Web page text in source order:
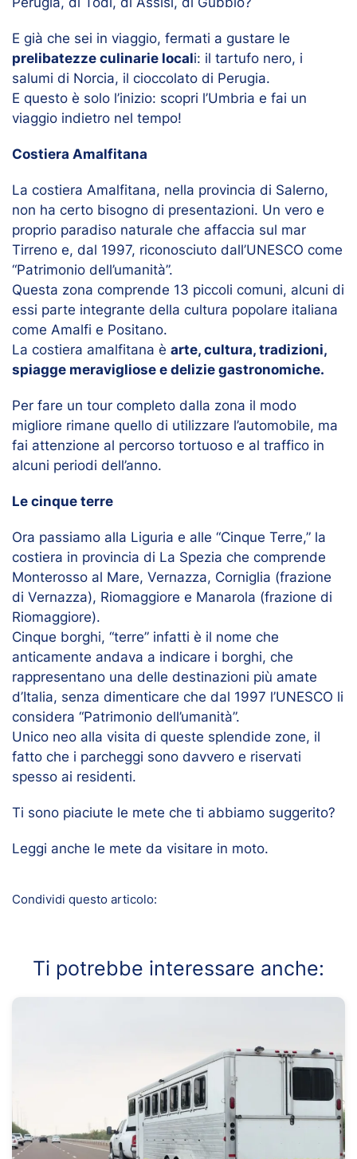
E già che sei in viaggio, fermati a gustare le
prelibatezze culinarie locali: il tartufo nero, i
salumi di Norcia, il cioccolato di Perugia.
E questo è solo l’inizio: scopri l’Umbria e fai un
viaggio indietro nel tempo!
Costiera Amalfitana
La costiera Amalfitana, nella provincia di Salerno,
non ha certo bisogno di presentazioni. Un vero e
proprio paradiso naturale che affaccia sul mar
Tirreno e, dal 1997, riconosciuto dall’UNESCO come
“Patrimonio dell’umanità”.
Questa zona comprende 13 piccoli comuni, alcuni di
essi parte integrante della cultura popolare italiana
come Amalfi e Positano.
La costiera amalfitana è arte, cultura, tradizioni,
spiagge meravigliose e delizie gastronomiche.
Per fare un tour completo dalla zona il modo
migliore rimane quello di utilizzare l’automobile, ma
fai attenzione al percorso tortuoso e al traffico in
alcuni periodi dell’anno.
Le cinque terre
Ora passiamo alla Liguria e alle “Cinque Terre,” la
costiera in provincia di La Spezia che comprende
Monterosso al Mare, Vernazza, Corniglia (frazione
di Vernazza), Riomaggiore e Manarola (frazione di
Riomaggiore).
Cinque borghi, “terre” infatti è il nome che
anticamente andava a indicare i borghi, che
rappresentano una delle destinazioni più amate
d’Italia, senza dimenticare che dal 1997 l’UNESCO li
considera “Patrimonio dell’umanità”.
Unico neo alla visita di queste splendide zone, il
fatto che i parcheggi sono davvero e riservati
spesso ai residenti.
Ti sono piaciute le mete che ti abbiamo suggerito?
Leggi anche le mete da visitare in moto.
Condividi questo articolo:
Ti potrebbe interessare anche: